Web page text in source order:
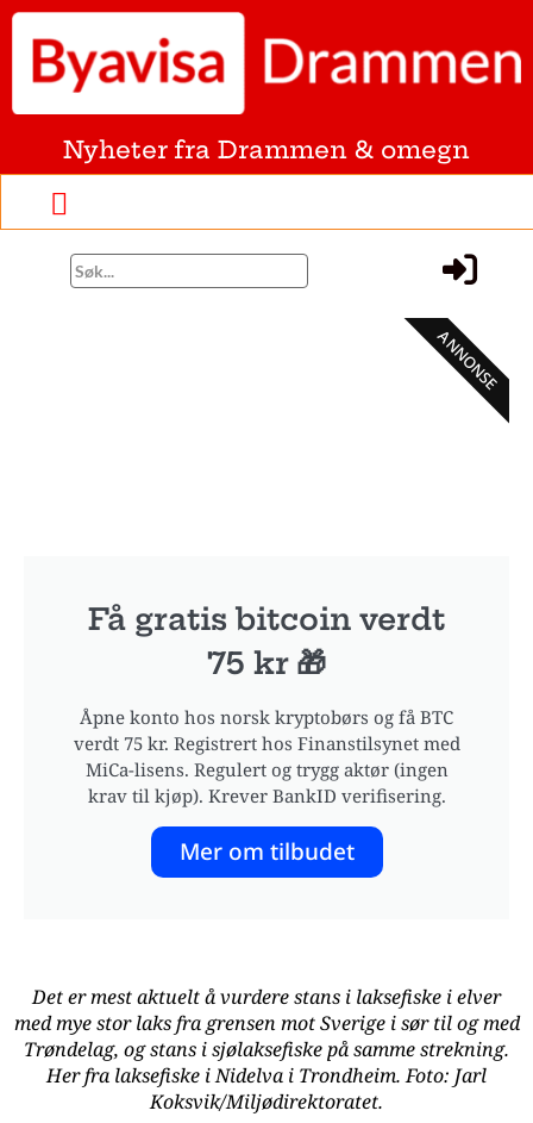
Nyheter fra Drammen & omegn
Få gratis bitcoin verdt
75 kr 🎁
Åpne konto hos norsk kryptobørs og få BTC
verdt 75 kr. Registrert hos Finanstilsynet med
MiCa-lisens. Regulert og trygg aktør (ingen
krav til kjøp). Krever BankID verifisering.
Mer om tilbudet
ANNONSE
Det er mest aktuelt å vurdere stans i laksefiske i elver
med mye stor laks fra grensen mot Sverige i sør til og med
Trøndelag, og stans i sjølaksefiske på samme strekning.
Her fra laksefiske i Nidelva i Trondheim. Foto: Jarl
Koksvik/Miljødirektoratet.